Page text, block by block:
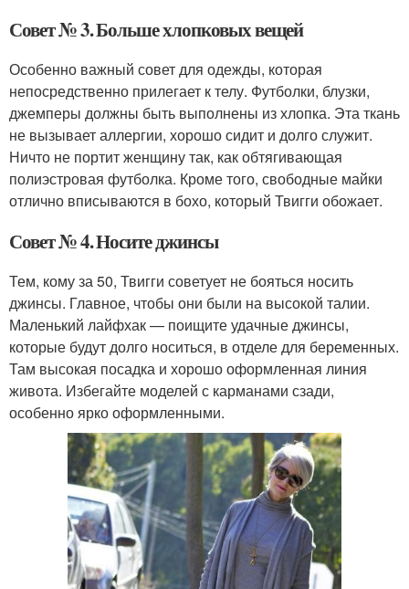
Совет № 3. Больше хлопковых вещей
Особенно важный совет для одежды, которая
непосредственно прилегает к телу. Футболки, блузки,
джемперы должны быть выполнены из хлопка. Эта ткань
не вызывает аллергии, хорошо сидит и долго служит.
Ничто не портит женщину так, как обтягивающая
полиэстровая футболка. Кроме того, свободные майки
отлично вписываются в бохо, который Твигги обожает.
Совет № 4. Носите джинсы
Тем, кому за 50, Твигги советует не бояться носить
джинсы. Главное, чтобы они были на высокой талии.
Маленький лайфхак — поищите удачные джинсы,
которые будут долго носиться, в отделе для беременных.
Там высокая посадка и хорошо оформленная линия
живота. Избегайте моделей с карманами сзади,
особенно ярко оформленными.